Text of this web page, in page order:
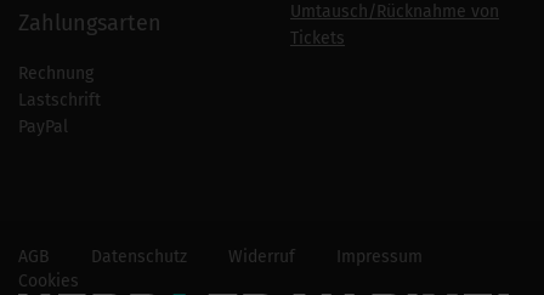
Zahlungsarten
Rechnung
Lastschrift
PayPal
Umtausch/Rücknahme von
Tickets
AGB Datenschutz Widerruf
Impressum
Cookies